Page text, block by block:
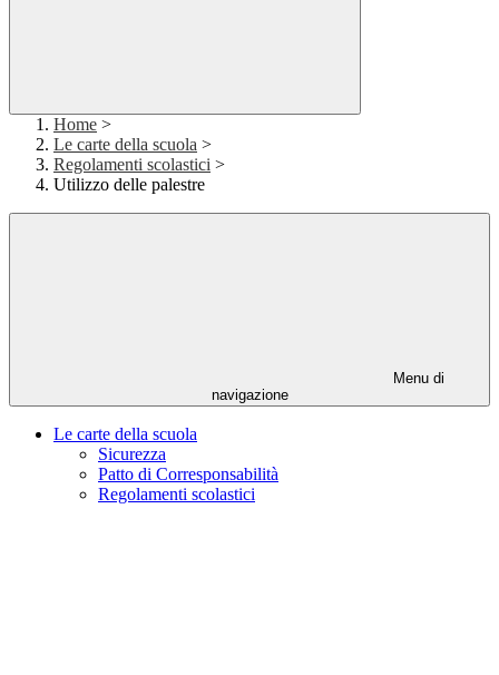
Home >
Le carte della scuola >
Regolamenti scolastici >
Utilizzo delle palestre
Menu di
navigazione
Le carte della scuola
Sicurezza
Patto di Corresponsabilità
Regolamenti scolastici